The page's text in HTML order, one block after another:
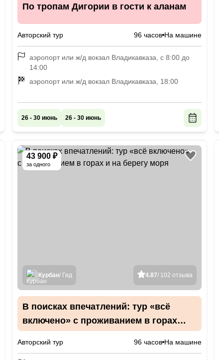
По тропам Дигории в гости к аланам
Авторский тур 96 часов На машине
аэропорт или ж/д вокзал Владикавказа, с 8:00 до
14:00
аэропорт или ж/д вокзал Владикавказа, 18:00
26 - 30 июнь 26 - 30 июнь
43 900 ₽
за одного
4.87/ 102 отзыва
Курбан/ Гид
В поисках впечатлений: тур «всё
включено» с проживанием в горах
Авторский тур 96 часов На машине